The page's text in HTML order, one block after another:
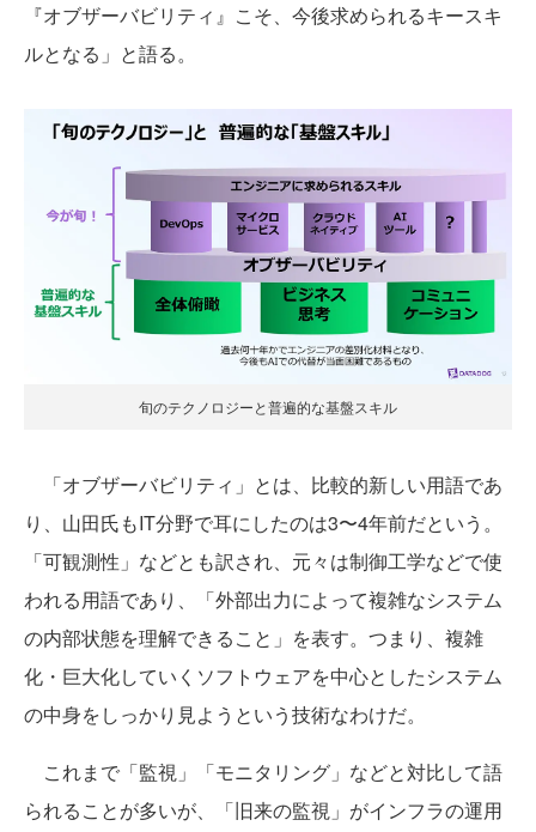
『オブザーバビリティ』こそ、今後求められるキースキ
ルとなる」と語る。
旬のテクノロジーと普遍的な基盤スキル
「オブザーバビリティ」とは、比較的新しい用語であ
り、山田氏もIT分野で耳にしたのは3〜4年前だという。
「可観測性」などとも訳され、元々は制御工学などで使
われる用語であり、「外部出力によって複雑なシステム
の内部状態を理解できること」を表す。つまり、複雑
化・巨大化していくソフトウェアを中心としたシステム
の中身をしっかり見ようという技術なわけだ。
これまで「監視」「モニタリング」などと対比して語
られることが多いが、「旧来の監視」がインフラの運用